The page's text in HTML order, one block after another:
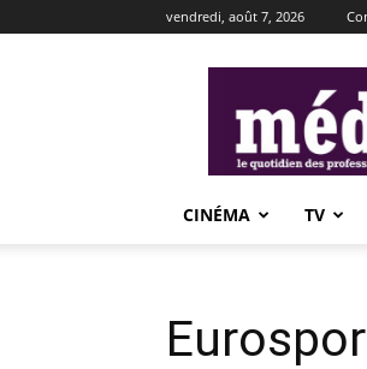
vendredi, août 7, 2026
CINÉMA TV